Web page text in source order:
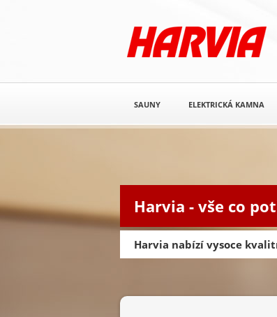
Harvia - vše co
Harvia nabízí vysoce
SAUNY ELEKTRICKÁ KAMNA